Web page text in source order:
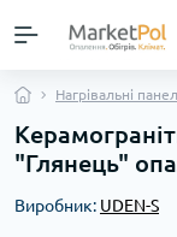
Нагрівальні
"Глянець"
Виробник: UDEN-S